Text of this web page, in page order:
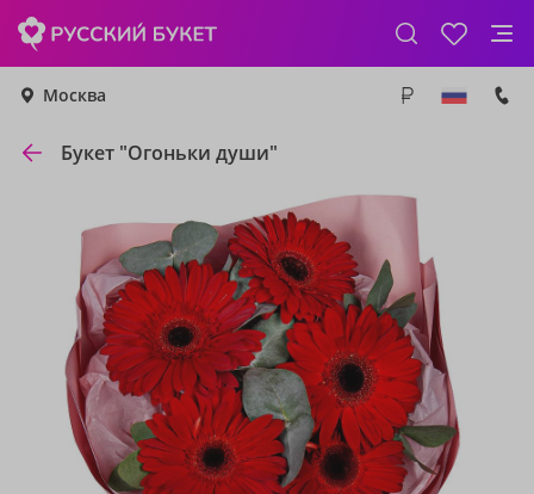
Москва
Букет "Огоньки души"